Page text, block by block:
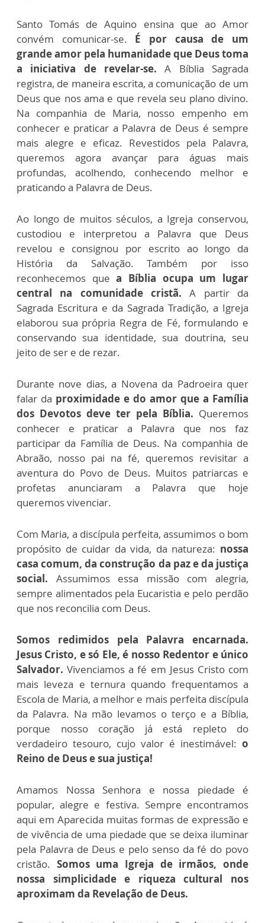
Santo Tomás de Aquino ensina que ao Amor
convém comunicar-se. É por causa de um
grande amor pela humanidade que Deus toma
a iniciativa de revelar-se.A Bíblia Sagrada
registra, de maneira escrita, a comunicação de um
Deus que nos ama e que revela seu plano divino.
Na companhia de Maria, nosso empenho em
conhecer e praticar a Palavra de Deus é sempre
mais alegre e eficaz. Revestidos pela Palavra,
queremos agora avançar para águas mais
profundas, acolhendo, conhecendo melhor e
praticando a Palavra de Deus.
Ao longo de muitos séculos, a Igreja conservou,
custodiou e interpretou a Palavra que Deus
revelou e consignou por escrito ao longo da
História da Salvação. Também por isso
reconhecemos quea Bíblia ocupa um lugar
central na comunidade cristã. A partir da
Sagrada Escritura e da Sagrada Tradição, a Igreja
elaborou sua própria Regra de Fé, formulando e
conservando sua identidade, sua doutrina, seu
jeito de ser e de rezar.
Durante nove dias, a Novena da Padroeira quer
falar da proximidade e do amor que a Família
dos Devotos deve ter pela Bíblia. Queremos
conhecer e praticar a Palavra que nos faz
participar da Família de Deus. Na companhia de
Abraão, nosso pai na fé, queremos revisitar a
aventura do Povo de Deus. Muitos patriarcas e
profetas anunciaram a Palavra que hoje
queremos vivenciar.
Com Maria, a discípula perfeita, assumimos o bom
propósito de cuidar da vida, da natureza: nossa
casa comum, da construção da paz e da justiça
social. Assumimos essa missão com alegria,
sempre alimentados pela Eucaristia e pelo perdão
que nos reconcilia com Deus.
Somos redimidos pela Palavra encarnada.
Jesus Cristo, e só Ele, é nosso Redentor e único
Salvador. Vivenciamos a fé em Jesus Cristo com
mais leveza e ternura quando frequentamos a
Escola de Maria, a melhor e mais perfeita discípula
da Palavra. Na mão levamos o terço e a Bíblia,
porque nosso coração já está repleto do
verdadeiro tesouro, cujo valor é inestimável: o
Reino de Deus e sua justiça!
Amamos Nossa Senhora e nossa piedade é
popular, alegre e festiva. Sempre encontramos
aqui em Aparecida muitas formas de expressão e
de vivência de uma piedade que se deixa iluminar
pela Palavra de Deus e pelo senso da fé do povo
cristão. Somos uma Igreja de irmãos, onde
nossa simplicidade e riqueza cultural nos
aproximam da Revelação de Deus.